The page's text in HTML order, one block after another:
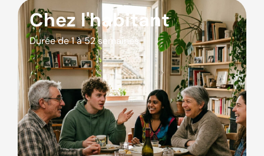
Chez l'habitant
Durée de 1 à 52 semaines